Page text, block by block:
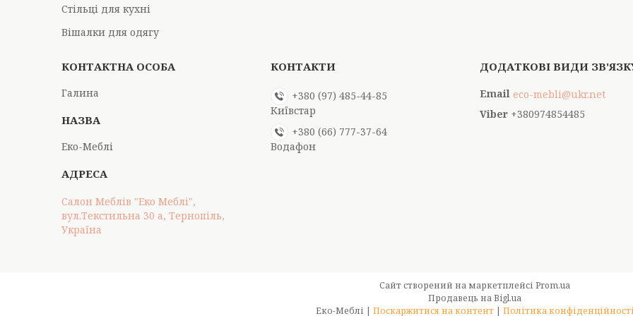
Стільці для кухні
Вішалки для одягу
Галина
Еко-Меблі
Салон Меблів "Еко Меблі",
вул.Текстильна 30 а, Тернопіль,
Україна
+380 (97) 485-44-85
Київстар
+380 (66) 777-37-64
Водафон
eco-mebli@ukr.net
+380974854485
Сайт створений на маркетплейсі Prom.ua
Продавець на Bigl.ua
Еко-Меблі | Поскаржитися на контент | Політика